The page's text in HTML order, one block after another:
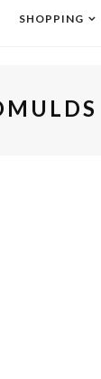
SHOPPING